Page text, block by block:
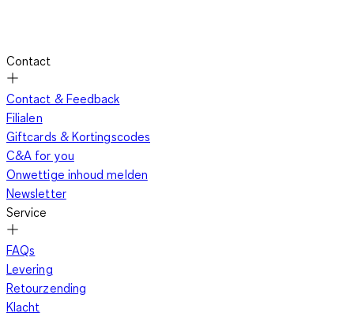
Contact
Contact & Feedback
Filialen
Giftcards & Kortingscodes
C&A for you
Onwettige inhoud melden
Newsletter
Service
FAQs
Levering
Retourzending
Klacht